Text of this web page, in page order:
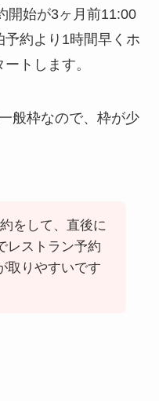
開始が3ヶ月前11:00
約より1時間早くホ
トします。
般枠なので、枠が少
をして、直後に
レストラン予約
取りやすいです